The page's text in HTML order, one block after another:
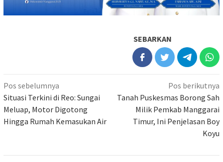
SEBARKAN
Navigasi
pos
Pos sebelumnya
Situasi Terkini di Reo: Sungai
Meluap, Motor Digotong
Hingga Rumah Kemasukan Air
Pos berikutnya
Tanah Puskesmas Borong Sah
Milik Pemkab Manggarai
Timur, Ini Penjelasan Boy
Koyu